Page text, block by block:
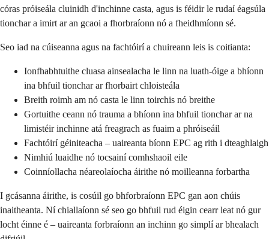
córas próiseála cluinidh d'inchinne casta, agus is féidir le rudaí éagsúla
tionchar a imirt ar an gcaoi a fhorbraíonn nó a fheidhmíonn sé.
Seo iad na cúiseanna agus na fachtóirí a chuireann leis is coitianta:
Ionfhabhtuithe cluasa ainsealacha le linn na luath-óige a bhíonn
ina bhfuil tionchar ar fhorbairt chloisteála
Breith roimh am nó casta le linn toirchis nó breithe
Gortuithe ceann nó trauma a bhíonn ina bhfuil tionchar ar na
limistéir inchinne atá freagrach as fuaim a phróiseáil
Fachtóirí géiniteacha – uaireanta bíonn EPC ag rith i dteaghlaigh
Nimhiú luaidhe nó tocsainí comhshaoil ​​eile
Coinníollacha néareolaíocha áirithe nó moilleanna forbartha
I gcásanna áirithe, is cosúil go bhforbraíonn EPC gan aon chúis
inaitheanta. Ní chiallaíonn sé seo go bhfuil rud éigin cearr leat nó gur
locht éinne é – uaireanta forbraíonn an inchinn go simplí ar bhealach